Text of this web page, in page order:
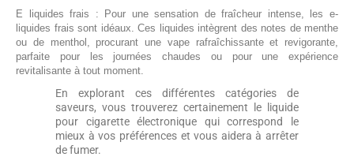
E liquides frais : Pour une sensation de fraîcheur intense, les e-
liquides frais sont idéaux. Ces liquides intègrent des notes de menthe
ou de menthol, procurant une vape rafraîchissante et revigorante,
parfaite pour les journées chaudes ou pour une expérience
revitalisante à tout moment.
En explorant ces différentes catégories de
saveurs, vous trouverez certainement le liquide
pour cigarette électronique qui correspond le
mieux à vos préférences et vous aidera à arrêter
de fumer.